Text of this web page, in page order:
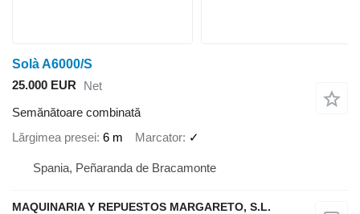
Solà A6000/S
25.000 EUR
Net
Semănătoare combinată
Lărgimea presei 6 m Marcator ✓
Spania, Peñaranda de Bracamonte
MAQUINARIA Y REPUESTOS MARGARETO, S.L.